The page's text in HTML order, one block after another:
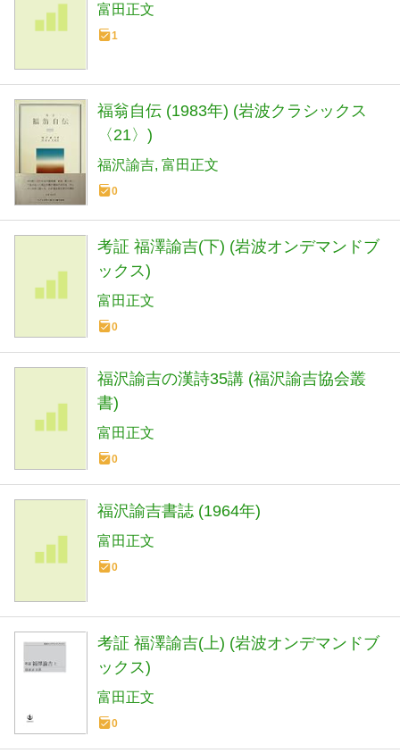
富田正文
1
福翁自伝 (1983年) (岩波クラシックス
〈21〉)
福沢諭吉 富田正文
0
考証 福澤諭吉(下) (岩波オンデマンドブ
ックス)
富田正文
0
福沢諭吉の漢詩35講 (福沢諭吉協会叢
書)
富田正文
0
福沢諭吉書誌 (1964年)
富田正文
0
考証 福澤諭吉(上) (岩波オンデマンドブ
ックス)
富田正文
0